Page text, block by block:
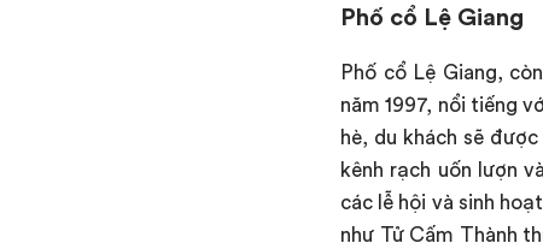
Phố cổ Lệ Giang
Phố cổ Lệ Giang,
năm 1997, nổi tiếng
hè, du khách sẽ
kênh rạch uốn lượn
các lễ hội và sinh
như Tử Cấm Thành